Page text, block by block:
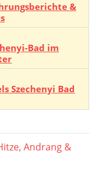
&
Bad im
Szechenyi Bad
Andrang &